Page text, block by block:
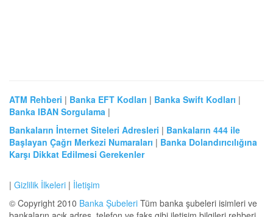
ATM Rehberi | Banka EFT Kodları | Banka Swift Kodları |
Banka IBAN Sorgulama |
Bankaların İnternet Siteleri Adresleri | Bankaların 444 ile
Başlayan Çağrı Merkezi Numaraları | Banka Dolandırıcılığına
Karşı Dikkat Edilmesi Gerekenler
| Gizlilik İlkeleri | İletişim
© Copyright 2010 Banka Şubeleri Tüm banka şubeleri isimleri ve